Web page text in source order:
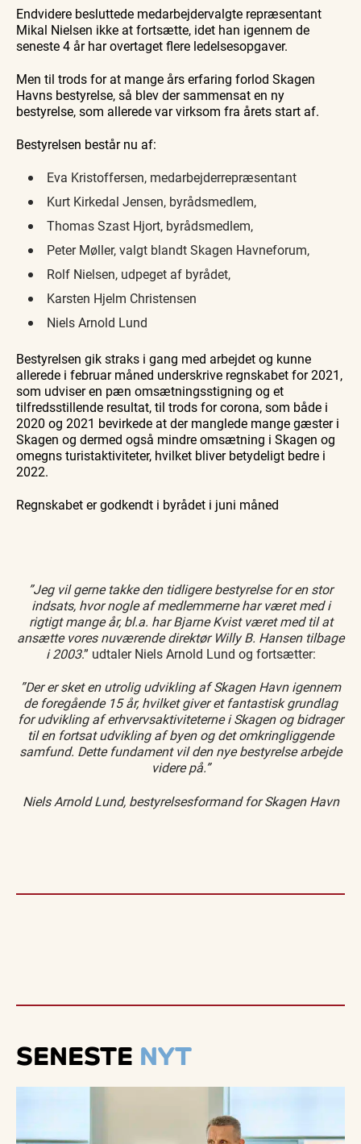
Endvidere besluttede medarbejdervalgte repræsentant
Mikal Nielsen ikke at fortsætte, idet han igennem de
seneste 4 år har overtaget flere ledelsesopgaver.
Men til trods for at mange års erfaring forlod Skagen
Havns bestyrelse, så blev der sammensat en ny
bestyrelse, som allerede var virksom fra årets start af.
Bestyrelsen består nu af:
Eva Kristoffersen, medarbejderrepræsentant
Kurt Kirkedal Jensen, byrådsmedlem,
Thomas Szast Hjort, byrådsmedlem,
Peter Møller, valgt blandt Skagen Havneforum,
Rolf Nielsen, udpeget af byrådet,
Karsten Hjelm Christensen
Niels Arnold Lund
Bestyrelsen gik straks i gang med arbejdet og kunne
allerede i februar måned underskrive regnskabet for 2021,
som udviser en pæn omsætningsstigning og et
tilfredsstillende resultat, til trods for corona, som både i
2020 og 2021 bevirkede at der manglede mange gæster i
Skagen og dermed også mindre omsætning i Skagen og
omegns turistaktiviteter, hvilket bliver betydeligt bedre i
2022.
Regnskabet er godkendt i byrådet i juni måned
”Jeg vil gerne takke den tidligere bestyrelse for en stor
indsats, hvor nogle af medlemmerne har været med i
rigtigt mange år, bl.a. har Bjarne Kvist været med til at
ansætte vores nuværende direktør Willy B. Hansen tilbage
i 2003.” udtaler Niels Arnold Lund og fortsætter:
”Der er sket en utrolig udvikling af Skagen Havn igennem
de foregående 15 år, hvilket giver et fantastisk grundlag
for udvikling af erhvervsaktiviteterne i Skagen og bidrager
til en fortsat udvikling af byen og det omkringliggende
samfund. Dette fundament vil den nye bestyrelse arbejde
videre på.”
Niels Arnold Lund, bestyrelsesformand for Skagen Havn
SENESTE NYT